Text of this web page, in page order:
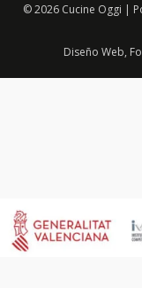
© 2026 Cucine Oggi |
Diseño Web,